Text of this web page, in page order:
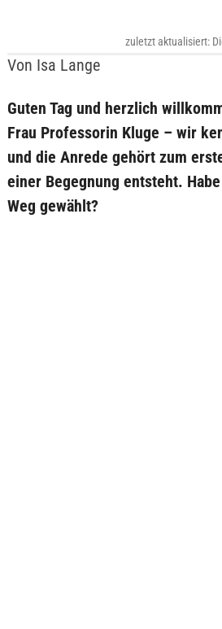
Von Isa Lange
zuletzt aktualisiert:
Guten Tag und herzlich
Frau Professorin Kluge – wir
und die Anrede gehört zum
einer Begegnung entsteht.
Weg gewählt?